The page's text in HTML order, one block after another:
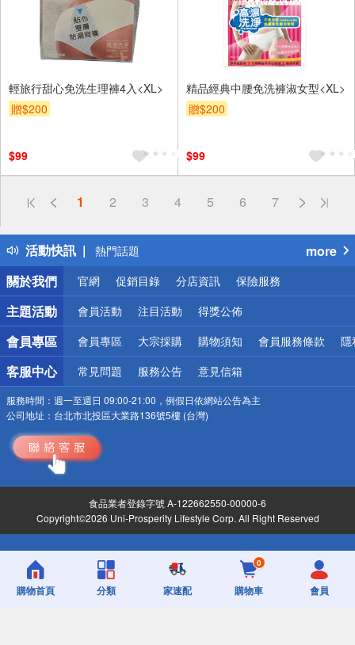
輕旅行甜心免洗生理褲4入<XL>
贈$200
$99
精品經典中腰免洗褲淑女型<XL>
贈$200
$99
1 2 3 4 5 6 7
活動快訊
偏遠地區配送
得獎公告
熱門話題
銀行優惠
偏遠地區配送
詐騙網頁！請小心！
more
關於我們
官網 促銷目錄 分店資訊 保險服務
主題活動 會員活動 注目活動 得獎公佈
會員專區 會員專區 大宗採購 購物須知 會員服務條款 隱
客服中心 常見問題 服務公告 意見信箱
服務時間： 週一至週日 09:00-21:00，例假日依網站公告為主
公司地址： 台北市北投區大業路136號5樓 (台灣)
食品業者登錄字號 A-122662550-00000-6
Copyright©2026 Uni-Prosperity Lifestyle Corp. All Right Reserved
購物首頁 分類 家速配
0
購物車 會員